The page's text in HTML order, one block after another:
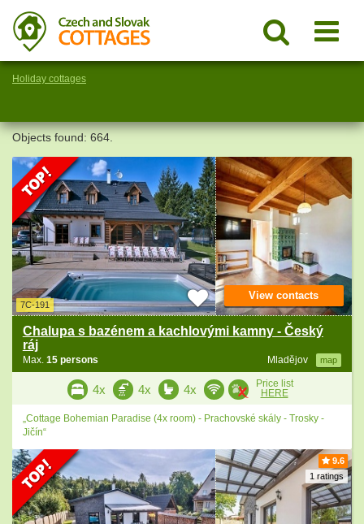
Holiday cottages
Objects found: 664.
7C-191
Chalupa s bazénem a kachlovými kamny - Český
ráj
Mladějov map
Max. 15 persons
View contacts
4x 4x 4x
Price list
HERE
„Cottage Bohemian Paradise (4x room) - Prachovské skály - Trosky -
Jičín“
9.6
1 ratings